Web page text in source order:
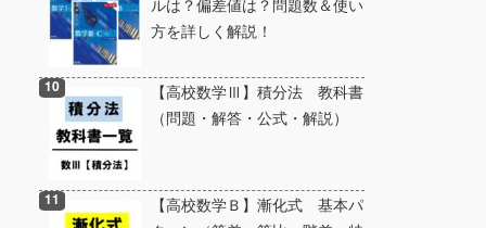
ルは？偏差値は？問題数＆使い
方を詳しく解説！
【高校数学Ⅲ】積分法 教科書
（問題・解答・公式・解説）
【高校数学Ｂ】漸化式 基本パ